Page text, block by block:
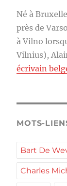
Né à
près de
à Vilno
Vilnius),
écrivain
MOTS-
Bart De
Charles